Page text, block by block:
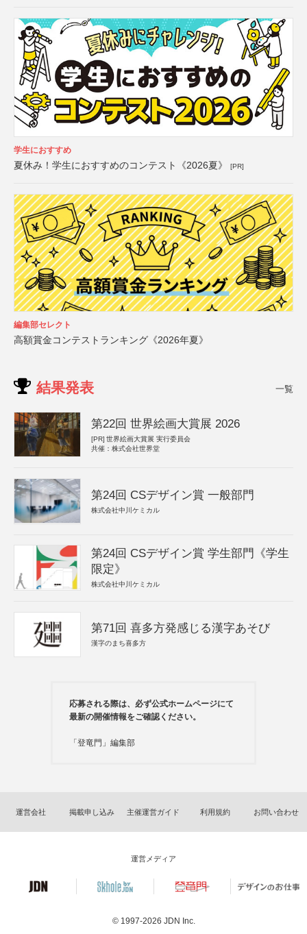
学生におすすめ
夏休み！学生におすすめのコンテスト《2026夏》 [PR]
編集部セレクト
高額賞金コンテストランキング《2026年夏》
結果発表 一覧
第22回 世界絵画大賞展 2026
[PR] 世界絵画大賞展 実行委員会
共催：株式会社世界堂
第24回 CSデザイン賞 一般部門
株式会社中川ケミカル
第24回 CSデザイン賞 学生部門《学生
限定》
株式会社中川ケミカル
第71回 喜多方発感じる漢字あそび
漢字のまち喜多方
応募される際は、必ず公式ホームページにて
最新の開催情報をご確認ください。
「登竜門」編集部
運営会社 掲載申し込み 主催運営ガイド 利用規約 お問い合わせ
運営メディア
© 1997-2026 JDN Inc.